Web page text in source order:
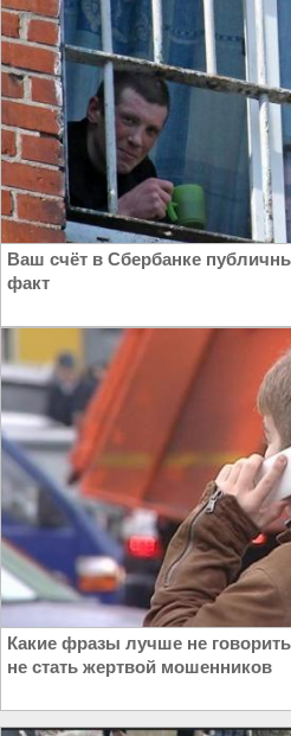
Ваш счёт в Сбербанке
факт
Какие фразы лучше не
не стать жертвой мошенников